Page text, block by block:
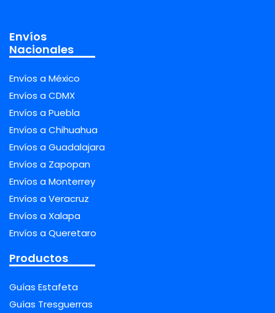
Envíos
Nacionales
Envíos a México
Envíos a CDMX
Envíos a Puebla
Envíos a Chihuahua
Envíos a Guadalajara
Envíos a Zapopan
Envíos a Monterrey
Envíos a Veracruz
Envíos a Xalapa
Envíos a Queretaro
Productos
Guías Estafeta
Guías Tresguerras